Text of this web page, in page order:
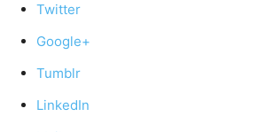
Twitter
Google+
Tumblr
LinkedIn